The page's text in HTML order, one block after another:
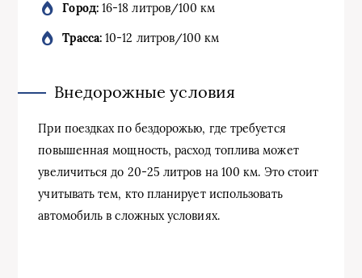
Город:16-18 литров/100 км
Трасса:10-12 литров/100 км
Внедорожные условия
При поездках по бездорожью, где требуется
повышенная мощность, расход топлива может
увеличиться до 20-25 литров на 100 км. Это стоит
учитывать тем, кто планирует использовать
автомобиль в сложных условиях.